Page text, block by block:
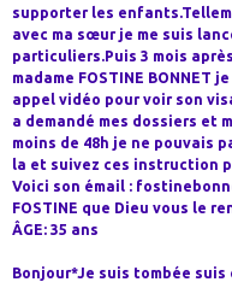
supporter les
avec ma sœur je me suis
particuliers.Puis 3 mois
madame FOSTINE
appel vidéo pour voir son
a demandé mes dossiers et
moins de 48h je ne pouvais
la et suivez ces instruction
Voici son émail :
FOSTINE que Dieu vous le
ÂGE: 35 ans
Bonjour*Je suis tombée